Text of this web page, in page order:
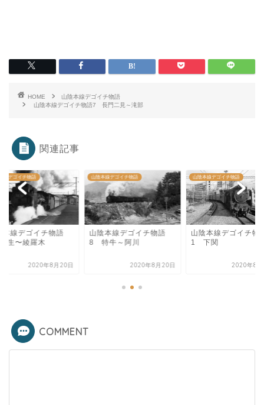
HOME
山陰本線デゴイチ物語
山陰本線デゴイチ物語7 長門二見～滝部
関連記事
線デゴイチ物語
本線デゴイチ物語
生〜綾羅木
2020年8月20日
山陰本線デゴイチ物語
山陰本線デゴイチ物語
8 特牛～阿川
2020年8月20日
山陰本線デゴイチ物語
山陰本線デゴイチ物
1 下関
2020年8
COMMENT